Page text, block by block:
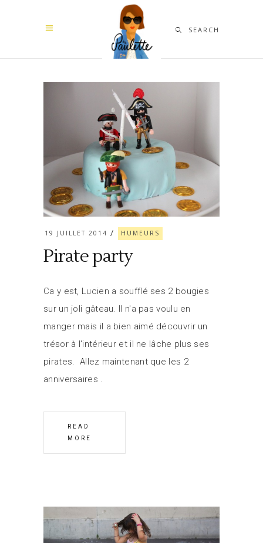
SEARCH
19 JUILLET 2014 HUMEURS
Pirate party
Ca y est, Lucien a soufflé ses 2 bougies
sur un joli gâteau. Il n'a pas voulu en
manger mais il a bien aimé découvrir un
trésor à l'intérieur et il ne lâche plus ses
pirates. Allez maintenant que les 2
anniversaires
READ
MORE